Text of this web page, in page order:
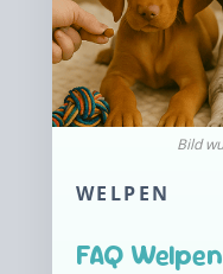
WELPEN
FAQ Welpen